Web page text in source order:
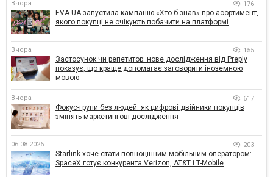
Вчора 176
EVA.UA запустила кампанію «Хто б знав» про асортимент,
якого покупці не очікують побачити на платформі
Вчора 155
Застосунок чи репетитор: нове дослідження від Preply
показує, що краще допомагає заговорити іноземною
мовою
Вчора 617
Фокус-групи без людей: як цифрові двійники покупців
змінять маркетингові дослідження
06.08.2026 203
Starlink хоче стати повноцінним мобільним оператором:
SpaceX готує конкурента Verizon, AT&T і T-Mobile